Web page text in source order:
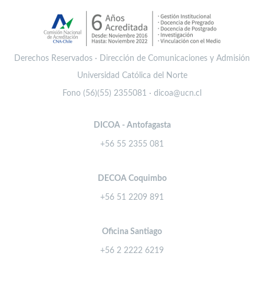
Derechos Reservados · Dirección de Comunicaciones y Admisión
Universidad Católica del Norte
Fono (56)(55) 2355081 · dicoa@ucn.cl
DICOA - Antofagasta
+56 55 2355 081
DECOA Coquimbo
+56 51 2209 891
Oficina Santiago
+56 2 2222 6219